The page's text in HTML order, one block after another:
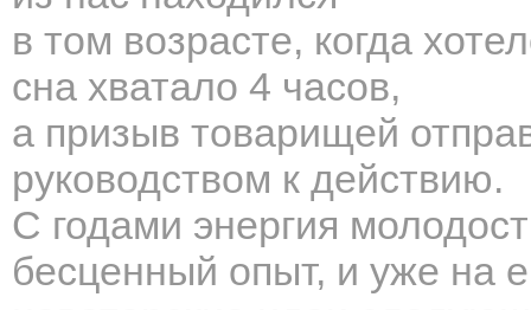
в том возрасте, когда
сна хватало 4 часов,
а призыв товарищей
руководством к действию.
С годами энергия
бесценный опыт, и уже на